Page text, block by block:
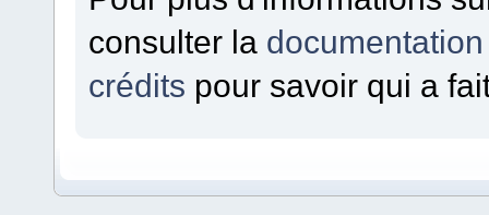
consulter la
crédits pour savoir qui a